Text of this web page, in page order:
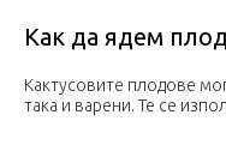
Как да ядем
Кактусовите плодове
така и варени. Те се